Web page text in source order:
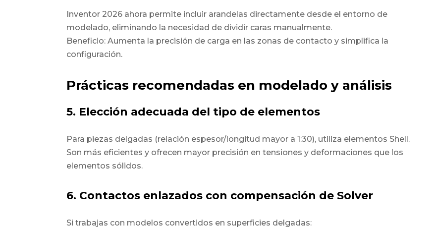
Inventor 2026 ahora permite incluir arandelas directamente desde el entorno de
modelado, eliminando la necesidad de dividir caras manualmente.
Beneficio: Aumenta la precisión de carga en las zonas de contacto y simplifica la
configuración.
Prácticas recomendadas en modelado y análisis
5. Elección adecuada del tipo de elementos
Para piezas delgadas (relación espesor/longitud mayor a 1:30), utiliza elementos Shell.
Son más eficientes y ofrecen mayor precisión en tensiones y deformaciones que los
elementos sólidos.
6. Contactos enlazados con compensación de Solver
Si trabajas con modelos convertidos en superficies delgadas: